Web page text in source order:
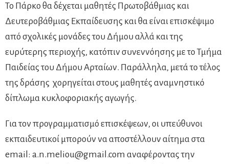
Το Πάρκο θα δέχεται μαθητές Πρωτοβάθμιας και
Δευτεροβάθμιας Εκπαίδευσης και θα είναι επισκέψιμο
από σχολικές μονάδες του Δήμου αλλά και της
ευρύτερης περιοχής, κατόπιν συνεννόησης με το Τμήμα
Παιδείας του Δήμου Αρταίων. Παράλληλα, μετά το τέλος
της δράσης χορηγείται στους μαθητές αναμνηστικό
δίπλωμα κυκλοφοριακής αγωγής.
Για τον προγραμματισμό επισκέψεων, οι υπεύθυνοι
εκπαιδευτικοί μπορούν να αποστέλλουν αίτημα στα
email: a.n.meliou@gmail.com αναφέροντας την